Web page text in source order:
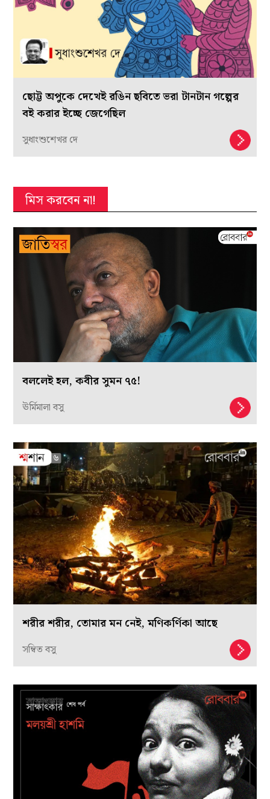
ছোট্ট অপুকে দেখেই রঙিন ছবিতে ভরা টানটান গল্পের
বই করার ইচ্ছে জেগেছিল
সুধাংশুশেখর দে
মিস করবেন না!
বললেই হল, কবীর সুমন ৭৫!
ঊর্মিমালা বসু
শরীর শরীর, তোমার মন নেই, মণিকর্ণিকা আছে
সম্বিত বসু